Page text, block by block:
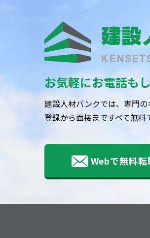
お気軽にお電話も
建設人材バンクでは、専門の
登録から面接まですべて無料
Webで無料転